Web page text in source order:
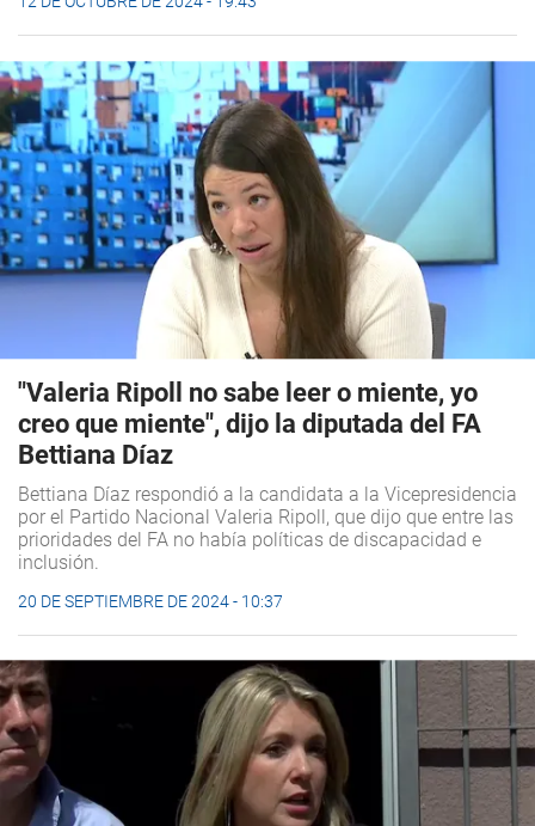
"Valeria Ripoll no sabe leer o miente, yo
creo que miente", dijo la diputada del FA
Bettiana Díaz
Bettiana Díaz respondió a la candidata a la Vicepresidencia
por el Partido Nacional Valeria Ripoll, que dijo que entre las
prioridades del FA no había políticas de discapacidad e
inclusión.
20 DE SEPTIEMBRE DE 2024 - 10:37